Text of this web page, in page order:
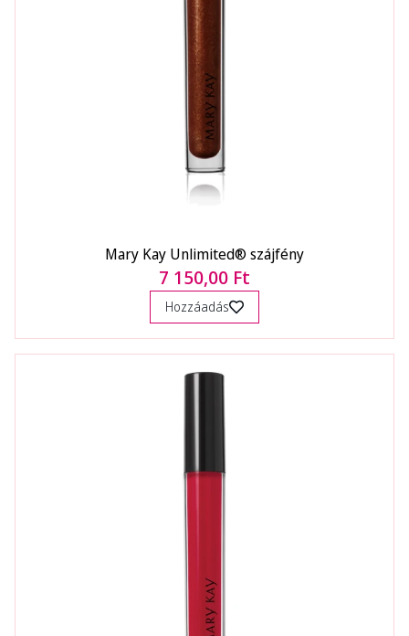
Mary Kay Unlimited® szájfény
7 150,00 Ft
Hozzáadás